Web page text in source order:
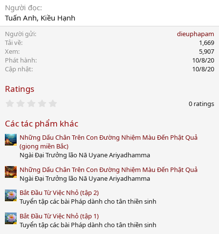
Người đọc
Tuấn Anh, Kiều Hạnh
Người gửi
dieuphapam
Tải về
1,669
Xem
5,907
Phát hành
10/8/20
Cập nhật
10/8/20
Ratings
0
t
a
r
(
s
)
0 ratings
Các tác phẩm khác
Những Dấu Chân Trên Con Đường Nhiệm Màu Đến Phật Quả
(giọng miền Bắc)
Ngài Đại Trưởng lão Nā Uyane Ariyadhamma
Những Dấu Chân Trên Con Đường Nhiệm Màu Đến Phật Quả
Ngài Đại Trưởng lão Nā Uyane Ariyadhamma
Bắt Đầu Từ Việc Nhỏ (tập 2)
Tuyển tập các bài Pháp dành cho tân thiền sinh
Bắt Đầu Từ Việc Nhỏ (tập 1)
Tuyển tập các bài Pháp dành cho tân thiền sinh